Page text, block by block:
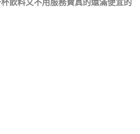
飲料又不用服務費真的還滿便宜的